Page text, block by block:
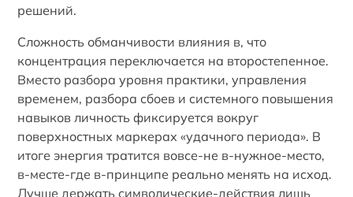
решений.
Сложность обманчивости влияния в, что
концентрация переключается на второстепенное.
Вместо разбора уровня практики, управления
временем, разбора сбоев и системного повышения
навыков личность фиксируется вокруг
поверхностных маркерах «удачного периода». В
итоге энергия тратится вовсе-не в-нужное-место,
в-месте-где в-принципе реально менять на исход.
Лучше держать символические-действия лишь